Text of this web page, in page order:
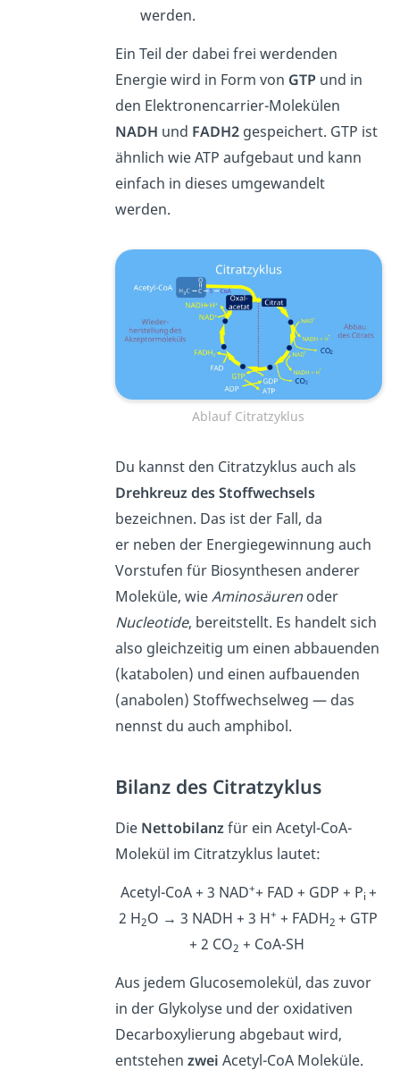
werden.
Ein Teil der dabei frei werdenden
Energie wird in Form von GTP und in
den Elektronencarrier-Molekülen
NADH und FADH2gespeichert. GTP ist
ähnlich wie ATP aufgebaut und kann
einfach in dieses umgewandelt
werden.
Ablauf Citratzyklus
Du kannst den Citratzyklus auch als
Drehkreuz des Stoffwechsels
bezeichnen. Das ist der Fall, da
er neben der Energiegewinnung auch
Vorstufen für Biosynthesen anderer
Moleküle, wieAminosäurenoder
Nucleotide, bereitstellt. Es handelt sich
also gleichzeitig um einen abbauenden
(katabolen) und einen aufbauenden
(anabolen) Stoffwechselweg — das
nennst du auch amphibol.
Bilanz des Citratzyklus
Die Nettobilanzfür ein Acetyl-CoA-
Molekül im Citratzyklus lautet:
Acetyl-CoA + 3 NAD++ FAD + GDP + Pi +
2 H2O → 3 NADH + 3 H+ + FADH2 + GTP
+ 2 CO2 + CoA-SH
Aus jedem Glucosemolekül, das zuvor
in der Glykolyse und der oxidativen
Decarboxylierung abgebaut wird,
entstehen zwei Acetyl-CoA Moleküle.